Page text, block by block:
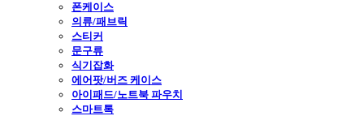
폰케이스
의류/패브릭
스티커
문구류
식기잡화
에어팟/버즈 케이스
아이패드/노트북 파우치
스마트톡